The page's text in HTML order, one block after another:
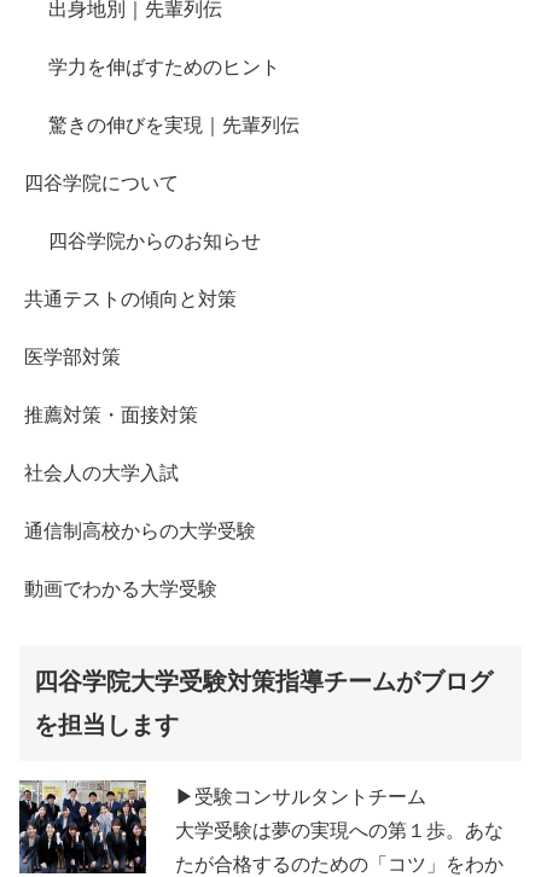
出身地別｜先輩列伝
学力を伸ばすためのヒント
驚きの伸びを実現｜先輩列伝
四谷学院について
四谷学院からのお知らせ
共通テストの傾向と対策
医学部対策
推薦対策・面接対策
社会人の大学入試
通信制高校からの大学受験
動画でわかる大学受験
四谷学院大学受験対策指導チームがブログ
を担当します
▶受験コンサルタントチーム
大学受験は夢の実現への第１歩。あな
たが合格するのための「コツ」をわか